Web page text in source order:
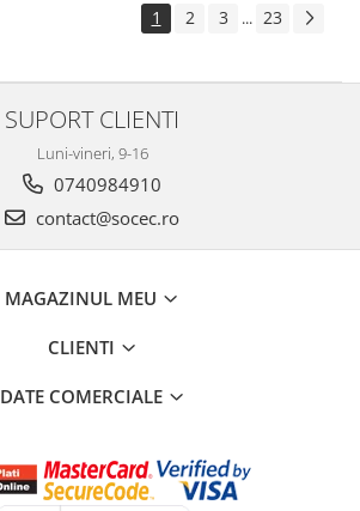
1 2 3 ... 23
SUPORT CLIENTI
Luni-vineri, 9-16
0740984910
contact@socec.ro
MAGAZINUL MEU
CLIENTI
DATE COMERCIALE